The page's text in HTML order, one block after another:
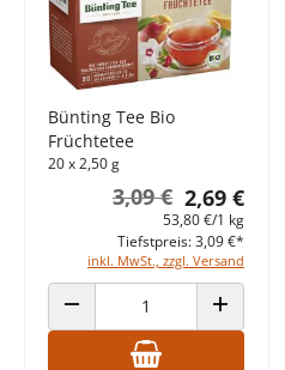
Bünting Tee Bio
Früchtetee
20 x 2,50 g
2,69 €
3,09 €
53,80 €/1 kg
inkl. MwSt., zzgl. Versand
Tiefstpreis: 3,09 €*
ANZAHL VERRINGERN ANZAHL